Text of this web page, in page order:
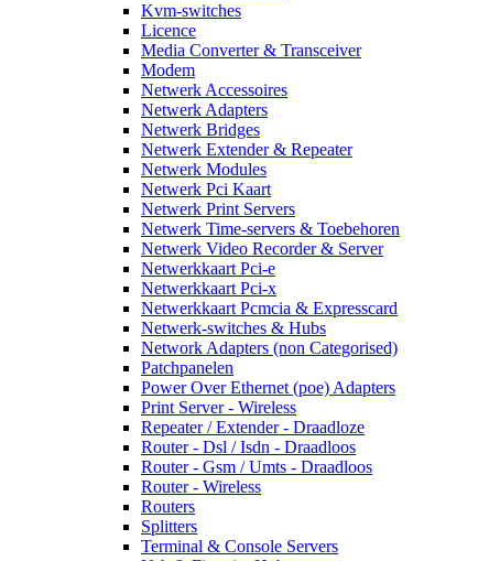
Kvm-switches
Licence
Media Converter & Transceiver
Modem
Netwerk Accessoires
Netwerk Adapters
Netwerk Bridges
Netwerk Extender & Repeater
Netwerk Modules
Netwerk Pci Kaart
Netwerk Print Servers
Netwerk Time-servers & Toebehoren
Netwerk Video Recorder & Server
Netwerkkaart Pci-e
Netwerkkaart Pci-x
Netwerkkaart Pcmcia & Expresscard
Netwerk-switches & Hubs
Network Adapters (non Categorised)
Patchpanelen
Power Over Ethernet (poe) Adapters
Print Server - Wireless
Repeater / Extender - Draadloze
Router - Dsl / Isdn - Draadloos
Router - Gsm / Umts - Draadloos
Router - Wireless
Routers
Splitters
Terminal & Console Servers